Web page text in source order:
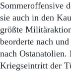
Sommeroffensive
sie auch in den
größte
beorderte nach
nach
Kriegseintritt der